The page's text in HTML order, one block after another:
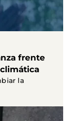
frente
la